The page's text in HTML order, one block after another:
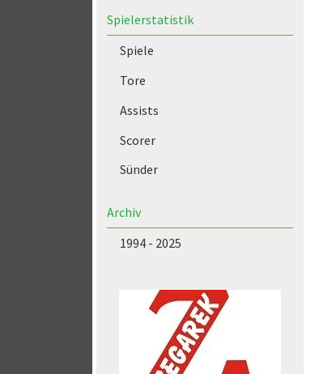
Spielerstatistik
Spiele
Tore
Assists
Scorer
Sünder
Archiv
1994 - 2025